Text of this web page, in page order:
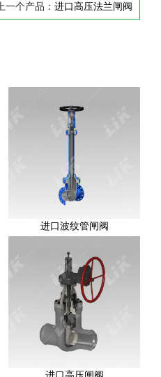
上一个产品： 进口高压法兰闸阀
进口波纹管闸阀